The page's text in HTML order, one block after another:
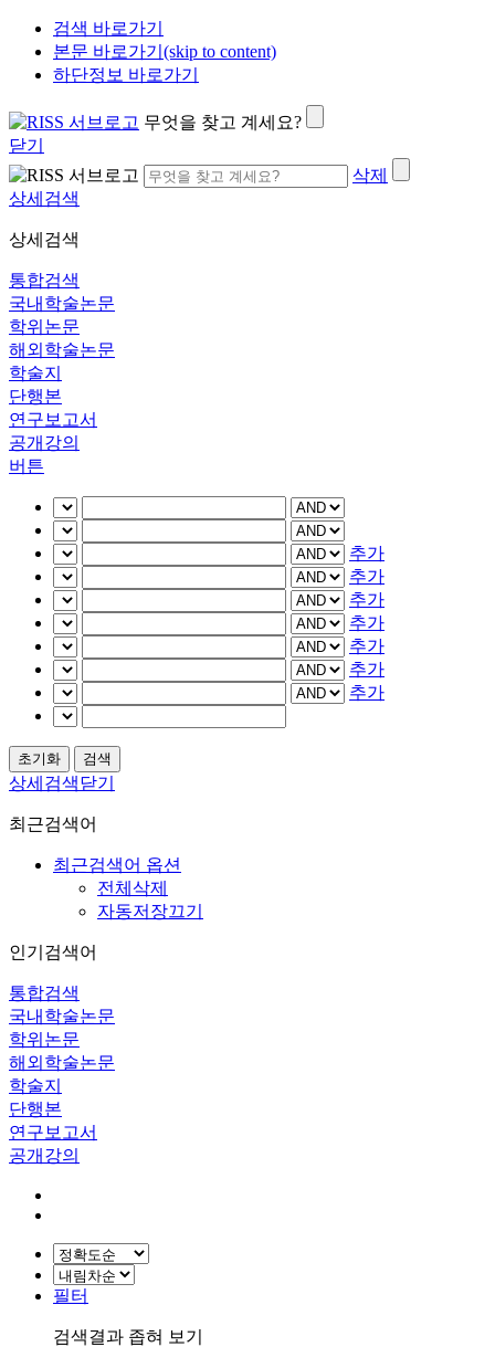
검색 바로가기
본문 바로가기(skip to content)
하단정보 바로가기
무엇을 찾고 계세요?
닫기
삭제
상세검색
상세검색
통합검색
국내학술논문
학위논문
해외학술논문
학술지
단행본
연구보고서
공개강의
버튼
추가
추가
추가
추가
추가
추가
추가
상세검색닫기
최근검색어
최근검색어 옵션
전체삭제
자동저장끄기
인기검색어
통합검색
국내학술논문
학위논문
해외학술논문
학술지
단행본
연구보고서
공개강의
필터
검색결과 좁혀 보기